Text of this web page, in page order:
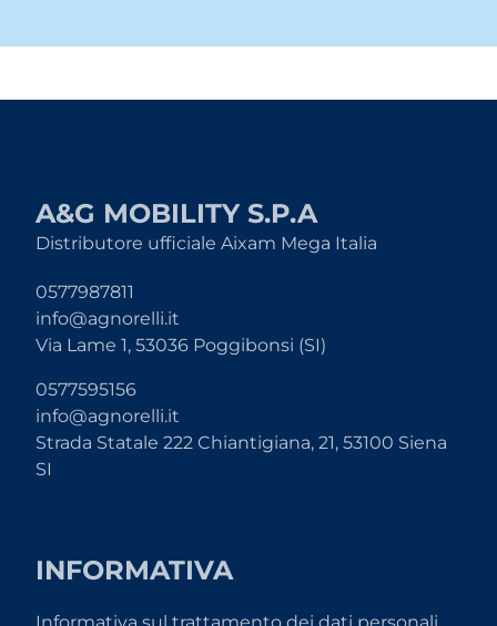
A&G MOBILITY S.P.A
Distributore ufficiale Aixam Mega Italia
0577987811
info@agnorelli.it
Via Lame 1, 53036 Poggibonsi (SI)
0577595156
info@agnorelli.it
Strada Statale 222 Chiantigiana, 21, 53100 Siena
SI
INFORMATIVA